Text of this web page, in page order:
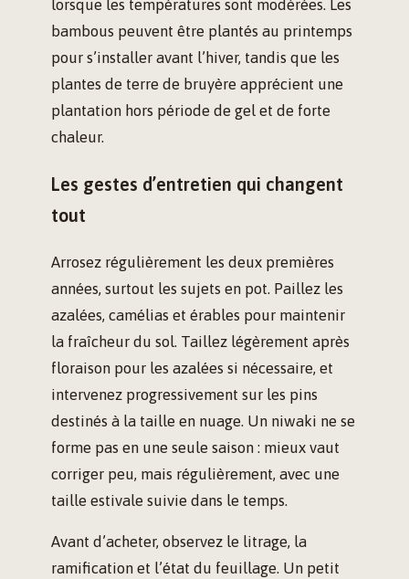
lorsque les températures sont modérées. Les
bambous peuvent être plantés au printemps
pour s’installer avant l’hiver, tandis que les
plantes de terre de bruyère apprécient une
plantation hors période de gel et de forte
chaleur.
Les gestes d’entretien qui changent
tout
Arrosez régulièrement les deux premières
années, surtout les sujets en pot. Paillez les
azalées, camélias et érables pour maintenir
la fraîcheur du sol. Taillez légèrement après
floraison pour les azalées si nécessaire, et
intervenez progressivement sur les pins
destinés à la taille en nuage. Un niwaki ne se
forme pas en une seule saison : mieux vaut
corriger peu, mais régulièrement, avec une
taille estivale suivie dans le temps.
Avant d’acheter, observez le litrage, la
ramification et l’état du feuillage. Un petit